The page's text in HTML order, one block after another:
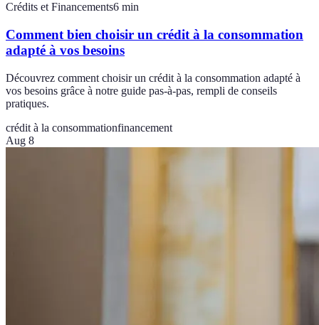
Crédits et Financements6 min
Comment bien choisir un crédit à la consommation
adapté à vos besoins
Découvrez comment choisir un crédit à la consommation adapté à
vos besoins grâce à notre guide pas-à-pas, rempli de conseils
pratiques.
crédit à la consommationfinancement
Aug 8